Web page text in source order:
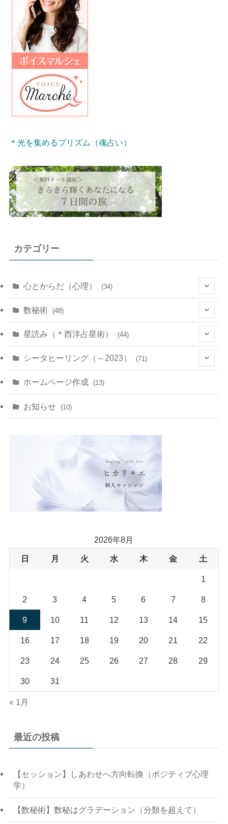
＊光を集めるプリズム（魂占い）
カテゴリー
心とからだ（心理） (34)
(1)
(22)
(7)
(4)
(7)
数秘術 (48)
(11)
(10)
(15)
星読み（＊西洋占星術） (44)
(11)
(8)
シータヒーリング（～2023） (71)
(14)
(18)
ホームページ作成 (13)
お知らせ (10)
2026年8月
日 月 火 水 木 金 土
1
2 3 4 5 6 7 8
9 10 11 12 13 14 15
16 17 18 19 20 21 22
23 24 25 26 27 28 29
30 31
« 1月
最近の投稿
【セッション】しあわせへ方向転換（ポジティブ心理
学）
【数秘術】数秘はグラデーション（分類を超えて）